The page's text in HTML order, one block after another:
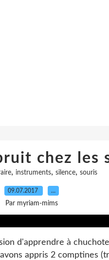
chez les
, instruments, silence, souris
09.07.2017 …
Par myriam-mims
d'apprendre à
appris 2 comptines